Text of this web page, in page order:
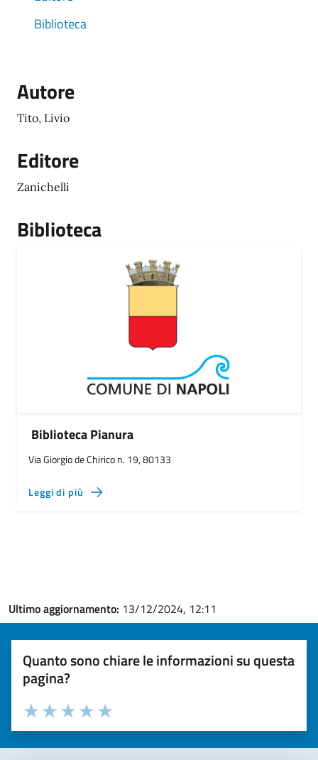
Biblioteca
Autore
Tito, Livio
Editore
Zanichelli
Biblioteca
Biblioteca Pianura
Via Giorgio de Chirico n. 19, 80133
Leggi di più
Ultimo aggiornamento: 13/12/2024, 12:11
Quanto sono chiare le informazioni su questa
pagina?
Valuta la chiarezza delle informazioni (da 1 a 5 stelle)
Seleziona il numero di stelle per valutare la chiarezza delle
Valuta 5 stelle su 5
Valuta 4 stelle su 5
Valuta 3 stelle su 5
Valuta 2 stelle su 5
Valuta 1 stelle su 5